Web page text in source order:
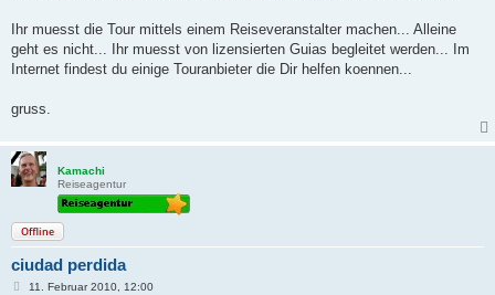
Ihr muesst die Tour mittels einem Reiseveranstalter machen... Alleine
geht es nicht... Ihr muesst von lizensierten Guias begleitet werden... Im
Internet findest du einige Touranbieter die Dir helfen koennen...
gruss.
Kamachi
Reiseagentur
Offline
ciudad perdida
B11. Februar 2010, 12:00